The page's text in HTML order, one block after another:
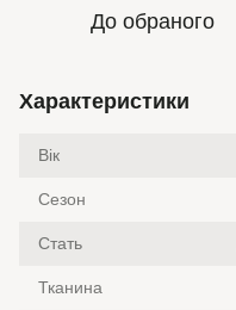
До обраного
Характеристики
Вік
Сезон
Стать
Тканина